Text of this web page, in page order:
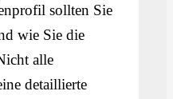
sollten Sie
wie Sie die
alle
detaillierte